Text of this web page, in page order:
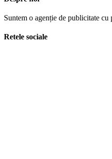
Suntem o agenție de publicitate
Retele sociale